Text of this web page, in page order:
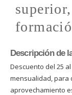
Descripción de
Descuento del 25
mensualidad, para
aprovechamiento